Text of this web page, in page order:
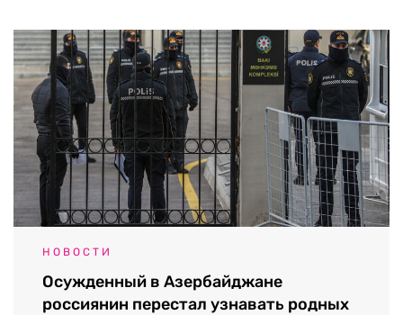
НОВОСТИ
Осужденный в Азербайджане
россиянин перестал узнавать родных